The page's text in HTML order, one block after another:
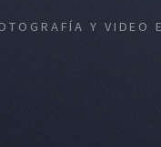
Y VIDEO